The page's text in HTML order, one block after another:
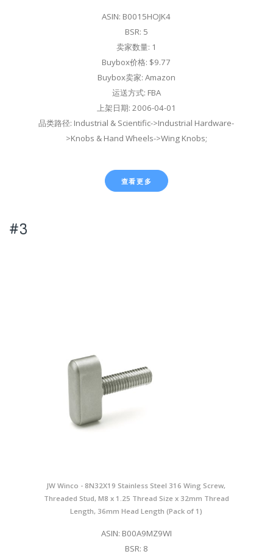
ASIN: B0015HOJK4
BSR: 5
卖家数量: 1
Buybox价格: $9.77
Buybox卖家: Amazon
运送方式: FBA
上架日期: 2006-04-01
品类路径: Industrial & Scientific->Industrial Hardware-
>Knobs & Hand Wheels->Wing Knobs;
查看更多
#3
JW Winco - 8N32X19 Stainless Steel 316 Wing Screw,
Threaded Stud, M8 x 1.25 Thread Size x 32mm Thread
Length, 36mm Head Length (Pack of 1)
ASIN: B00A9MZ9WI
BSR: 8